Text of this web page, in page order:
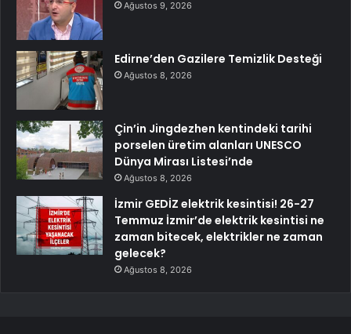
Ağustos 9, 2026
Edirne’den Gazilere Temizlik Desteği
Ağustos 8, 2026
Çin’in Jingdezhen kentindeki tarihi
porselen üretim alanları UNESCO
Dünya Mirası Listesi’nde
Ağustos 8, 2026
İzmir GEDİZ elektrik kesintisi! 26-27
Temmuz İzmir’de elektrik kesintisi ne
zaman bitecek, elektrikler ne zaman
gelecek?
Ağustos 8, 2026